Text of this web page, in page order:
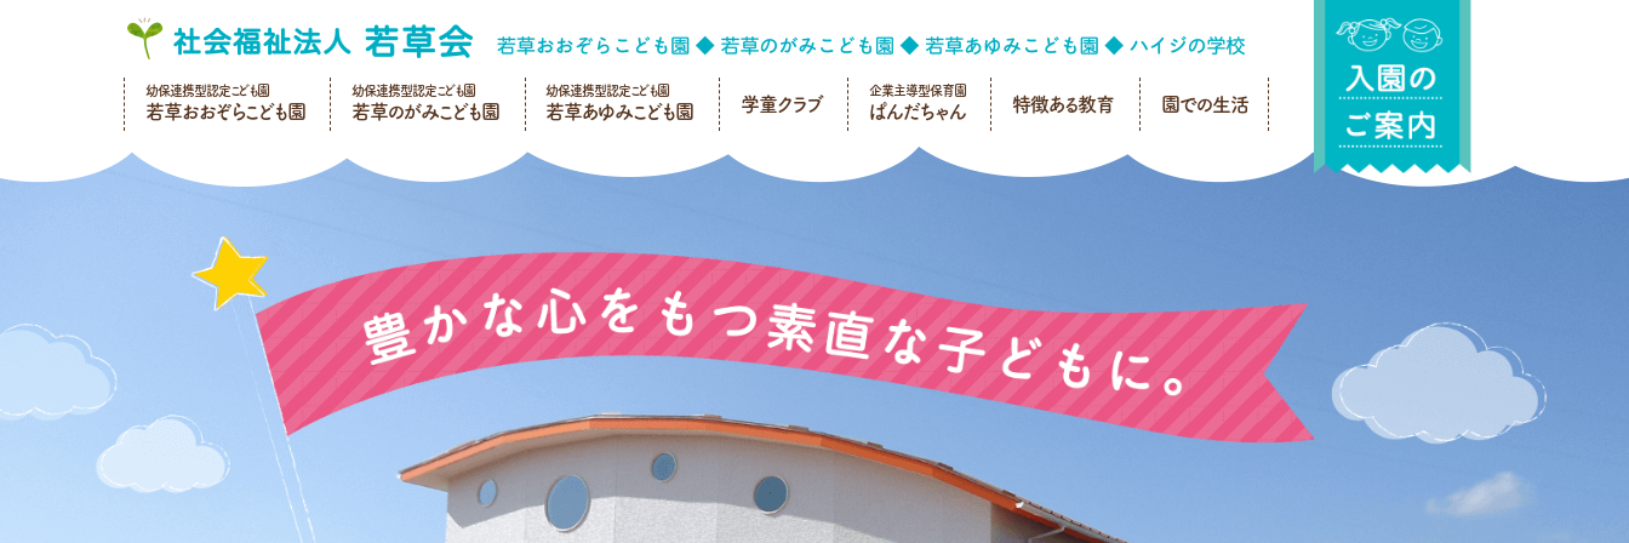
幼保連携型認定こども園
若草おおぞらこども園
幼保連携型認定こども園
若草のがみこども園
幼保連携型認定こども園
若草あゆみこども園 学童クラブ
企業主導型保育園
ぱんだちゃん 特徴ある教育 園での生活